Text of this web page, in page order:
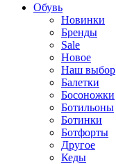
Обувь
Новинки
Бренды
Sale
Новое
Наш выбор
Балетки
Босоножки
Ботильоны
Ботинки
Ботфорты
Другое
Кеды